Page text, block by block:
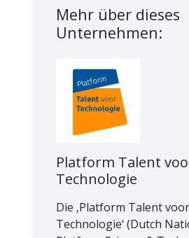
Mehr über dieses
Unternehmen:
Platform Talent
Technologie
Die ‚Platform Talent voor
Technologie‘ (Dutch